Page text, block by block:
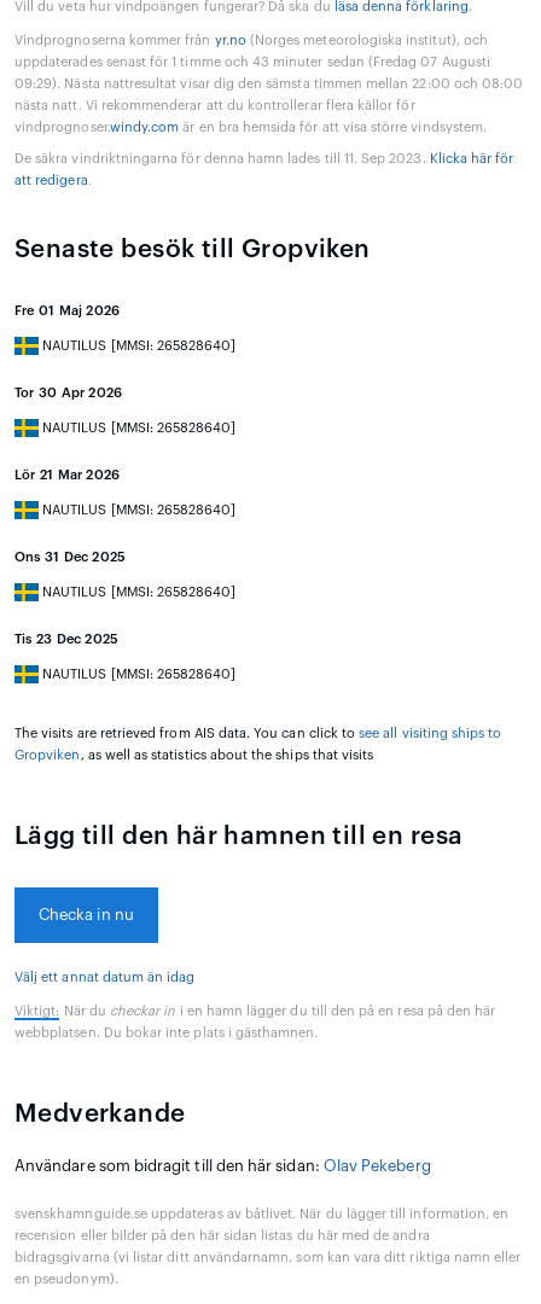
Vill du veta hur vindpoängen fungerar? Då ska du läsa denna förklaring.
Vindprognoserna kommer från yr.no (Norges meteorologiska institut), och
uppdaterades senast för 1 timme och 43 minuter sedan (Fredag 07 Augusti
09:29). Nästa nattresultat visar dig den sämsta timmen mellan 22:00 och 08:00
nästa natt. Vi rekommenderar att du kontrollerar flera källor för
vindprognoser.windy.com är en bra hemsida för att visa större vindsystem.
De säkra vindriktningarna för denna hamn lades till 11. Sep 2023. Klicka här för
att redigera.
Senaste besök till Gropviken
Fre 01 Maj 2026
NAUTILUS [MMSI: 265828640]
Tor 30 Apr 2026
NAUTILUS [MMSI: 265828640]
Lör 21 Mar 2026
NAUTILUS [MMSI: 265828640]
Ons 31 Dec 2025
NAUTILUS [MMSI: 265828640]
Tis 23 Dec 2025
NAUTILUS [MMSI: 265828640]
The visits are retrieved from AIS data. You can click tosee all visiting ships to
Gropviken , as well as statistics about the ships that visits
Lägg till den här hamnen till en resa
Checka in nu
Välj ett annat datum än idag
Viktigt: När du checkar in i en hamn lägger du till den på en resa på den här
webbplatsen. Du bokar inte plats i gästhamnen.
Medverkande
Användare som bidragit till den här sidan: Olav Pekeberg
svenskhamnguide.se uppdateras av båtlivet. När du lägger till information, en
recension eller bilder på den här sidan listas du här med de andra
bidragsgivarna (vi listar ditt användarnamn, som kan vara ditt riktiga namn eller
en pseudonym).